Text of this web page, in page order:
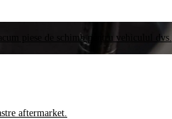
piese de schimb pentru vehiculul dvs.
aftermarket.